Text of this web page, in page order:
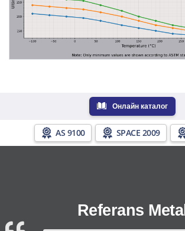
Онлайн каталог
AS 9100 SPACE 2009
Referans Metal